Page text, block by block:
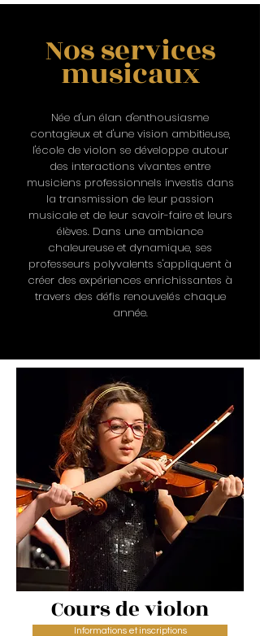
Nos services
musicaux
Née d'un élan d'enthousiasme
contagieux et d'une vision ambitieuse,
l'école de violon se développe autour
des interactions vivantes entre
musiciens professionnels investis dans
la transmission de leur passion
musicale et de leur savoir-faire et leurs
élèves. Dans une ambiance
chaleureuse et dynamique, ses
professeurs polyvalents s'appliquent à
créer des expériences enrichissantes à
travers des défis renouvelés chaque
année.
Coursde violon
Informations et inscriptions